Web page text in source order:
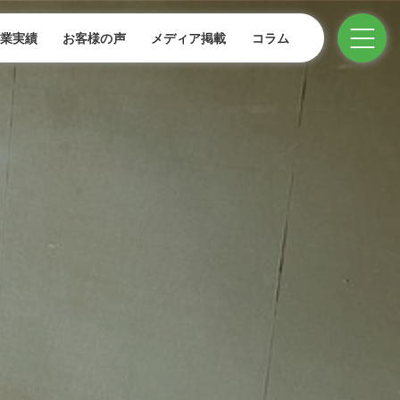
実績 お客様の声 メディア掲載 コラム